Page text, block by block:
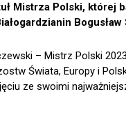
Mistrza Polski, której
– Mistrz Polski
Świata, Europy i
ze swoimi